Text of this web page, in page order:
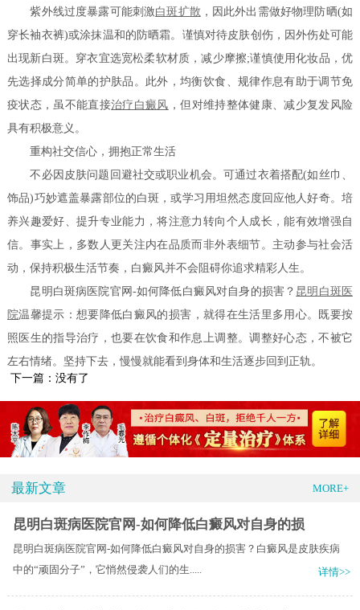
紫外线过度暴露可能刺激白斑扩散 ，因此外出需做好物理防晒(如
穿长袖衣裤)或涂抹温和的防晒霜。谨慎对待皮肤创伤，因外伤处可能
出现新白斑。穿衣宜选宽松柔软材质，减少摩擦;谨慎使用化妆品，优
先选择成分简单的护肤品。此外，均衡饮食、规律作息有助于调节免
疫状态，虽不能直接治疗白癜风 ，但对维持整体健康、减少复发风险
具有积极意义。
重构社交信心，拥抱正常生活
不必因皮肤问题回避社交或职业机会。可通过衣着搭配(如丝巾、
饰品)巧妙遮盖暴露部位的白斑，或学习用坦然态度回应他人好奇。培
养兴趣爱好、提升专业能力，将注意力转向个人成长，能有效增强自
信。事实上，多数人更关注内在品质而非外表细节。主动参与社会活
动，保持积极生活节奏，白癜风并不会阻碍你追求精彩人生。
昆明白斑病医院官网-如何降低白癜风对自身的损害？ 昆明白斑医
院温馨提示：想要降低白癜风的损害，就得在生活里多用心。既要按
照医生的指导治疗，也要在饮食和作息上调整。调整好心态，不被它
左右情绪。坚持下去，慢慢就能看到身体和生活逐步回到正轨。
下一篇：没有了
最新文章 MORE+
昆明白斑病医院官网-如何降低白癜风对自身的损
昆明白斑病医院官网-如何降低白癜风对自身的损害？白癜风是皮肤疾病
中的“顽固分子”，它悄然侵袭人们的生.....
详情>>